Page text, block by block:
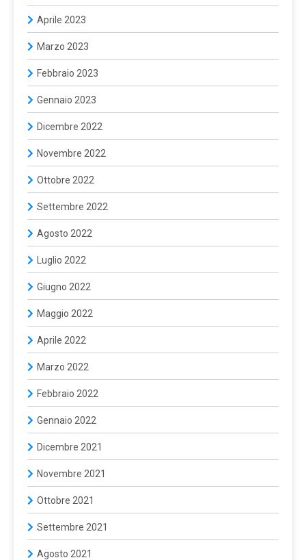
Aprile 2023
Marzo 2023
Febbraio 2023
Gennaio 2023
Dicembre 2022
Novembre 2022
Ottobre 2022
Settembre 2022
Agosto 2022
Luglio 2022
Giugno 2022
Maggio 2022
Aprile 2022
Marzo 2022
Febbraio 2022
Gennaio 2022
Dicembre 2021
Novembre 2021
Ottobre 2021
Settembre 2021
Agosto 2021